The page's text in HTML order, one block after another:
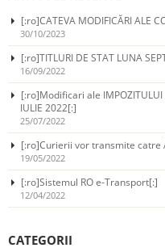
[:ro]CATEVA MODIFICĂRI ALE
30/10/2023
[:ro]TITLURI DE STAT LUNA
16/09/2022
[:ro]Modificari ale IMPOZITULUI
IULIE 2022[:]
25/07/2022
[:ro]Curierii vor transmite catre
19/05/2022
[:ro]Sistemul RO e-Transport[:]
12/04/2022
CATEGORII